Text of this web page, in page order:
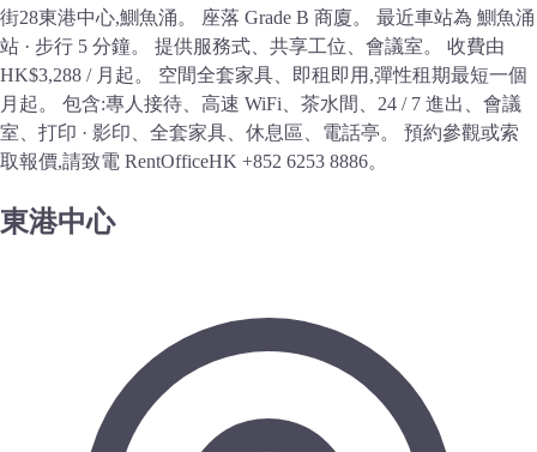
街28東港中心,鰂魚涌。 座落 Grade B 商廈。 最近車站為 鰂魚涌
站 · 步行 5 分鐘。 提供服務式、共享工位、會議室。 收費由
HK$3,288 / 月起。 空間全套家具、即租即用,彈性租期最短一個
月起。 包含:專人接待、高速 WiFi、茶水間、24 / 7 進出、會議
室、打印 · 影印、全套家具、休息區、電話亭。 預約參觀或索
取報價,請致電 RentOfficeHK +852 6253 8886。
東港中心